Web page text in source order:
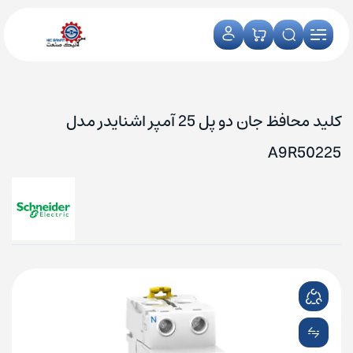
کلید محافظ جان دو پل 25 آمپر اشنایدر مدل
A9R50225